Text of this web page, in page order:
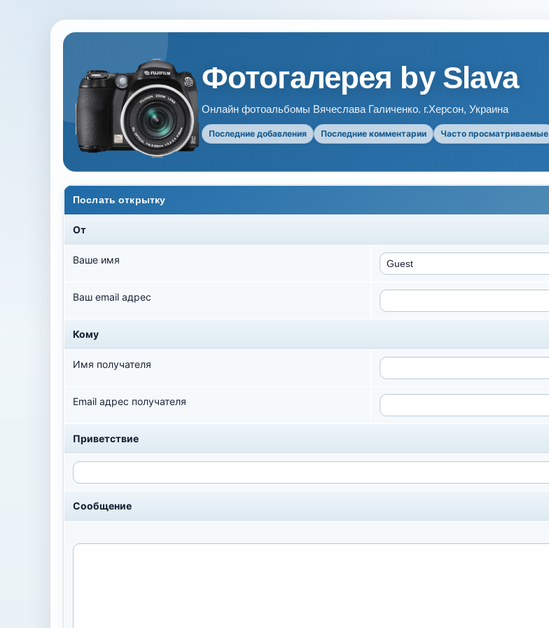
Фотогалерея by Slava
Онлайн фотоальбомы Вячеслава Галиченко. г.Херсон, Украина
Последние добавления Последние комментарии Часто просматриваемые
Послать открытку
От
Ваше имя
Ваш email адрес
Кому
Имя получателя
Email адрес получателя
Приветствие
Сообщение